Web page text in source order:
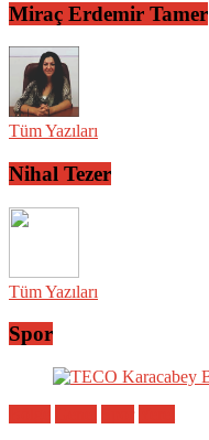
Miraç Erdemir Tamer
Tüm Yazıları
Nihal Tezer
Tüm Yazıları
Spor